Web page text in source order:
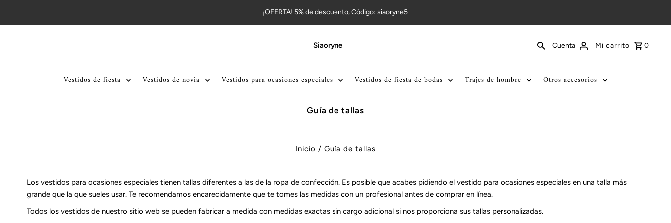
¡OFERTA! 5% de descuento, Código: siaoryne5
Siaoryne Cuenta Mi carrito 0
Vestidos de fiesta Vestidos de novia Vestidos para ocasiones especiales Vestidos de fiesta de bodas Trajes de hombre Otros accesorios
Guía de tallas
Inicio / Guía de tallas
Los vestidos para ocasiones especiales tienen tallas diferentes a las de la ropa de confección. Es posible que acabes pidiendo el vestido para ocasiones especiales en una talla más
grande que la que sueles usar. Te recomendamos encarecidamente que te tomes las medidas con un profesional antes de comprar en línea.
Todos los vestidos de nuestro sitio web se pueden fabricar a medida con medidas exactas sin cargo adicional si nos proporciona sus tallas personalizadas.